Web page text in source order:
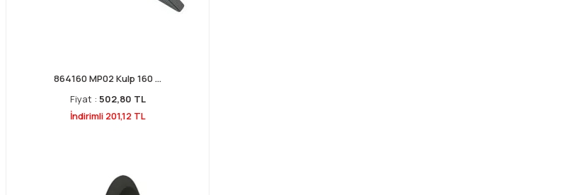
864160 MP02 Kulp 160 ...
Fiyat : 502,80 TL
İndirimli 201,12 TL